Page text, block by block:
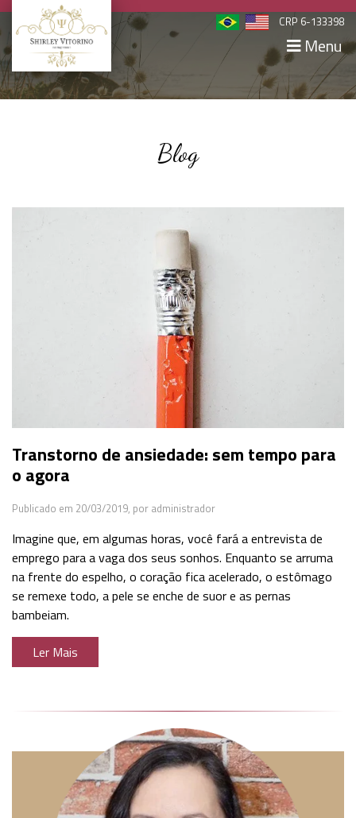
CRP 6-133398
Menu
Blog
Transtorno de ansiedade: sem tempo para
o agora
Publicado em 20/03/2019, por administrador
Imagine que, em algumas horas, você fará a entrevista de
emprego para a vaga dos seus sonhos. Enquanto se arruma
na frente do espelho, o coração fica acelerado, o estômago
se remexe todo, a pele se enche de suor e as pernas
bambeiam.
Ler Mais